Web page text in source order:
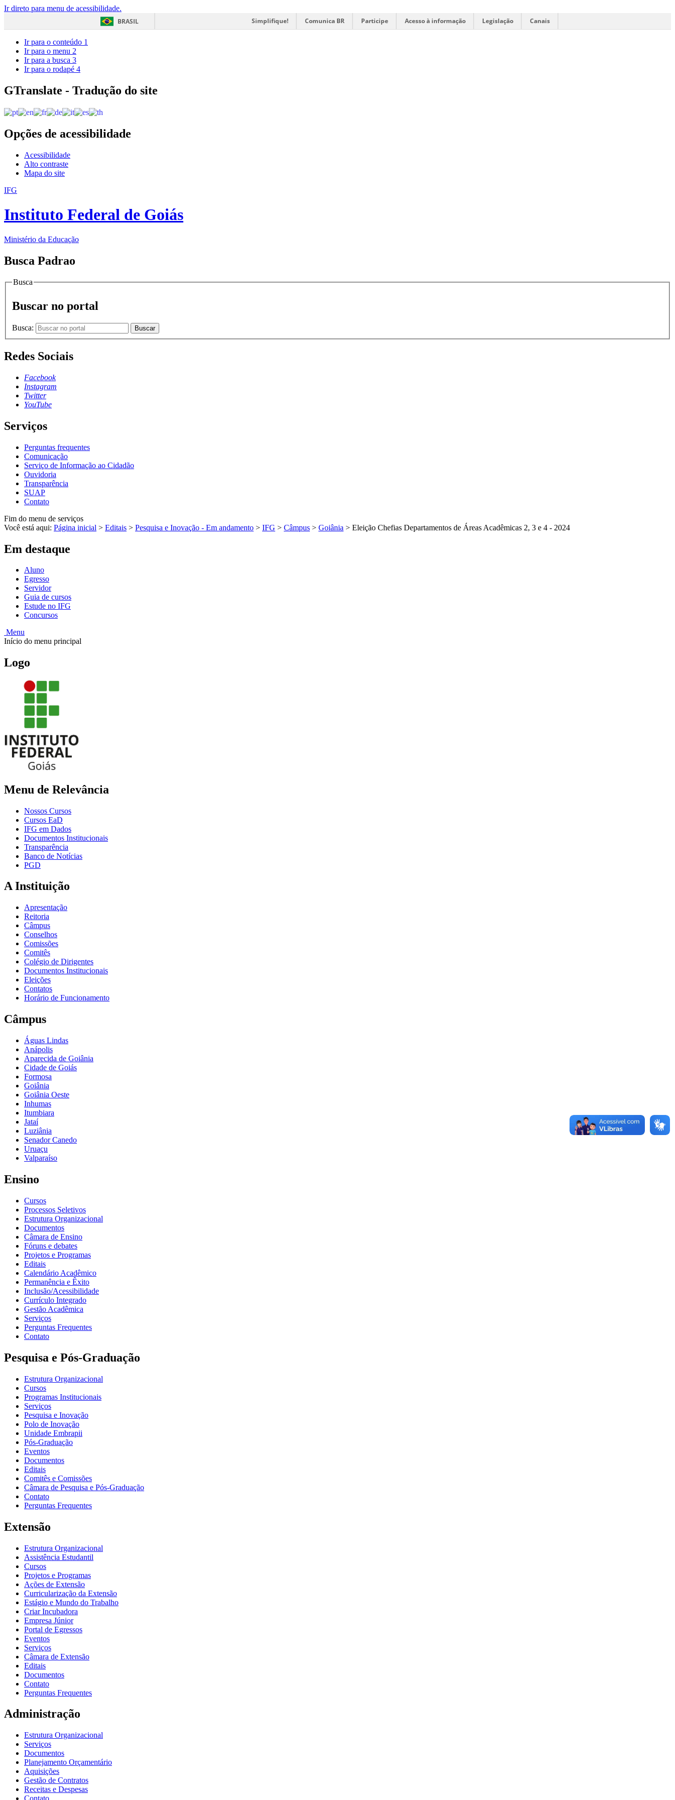
Ir direto para menu de acessibilidade.
BRASIL
Simplifique! Comunica BR Participe Acesso à informação Legislação Canais
Ir para o conteúdo 1
Ir para o menu 2
Ir para a busca 3
Ir para o rodapé 4
GTranslate - Tradução do site
Opções de acessibilidade
Acessibilidade
Alto contraste
Mapa do site
IFG
Instituto Federal de Goiás
Ministério da Educação
Busca Padrao
Busca
Buscar no portal
Busca: Buscar
Redes Sociais
Facebook
Instagram
Twitter
YouTube
Serviços
Perguntas frequentes
Comunicação
Serviço de Informação ao Cidadão
Ouvidoria
Transparência
SUAP
Contato
Fim do menu de serviços
Você está aqui: Página inicial > Editais > Pesquisa e Inovação - Em andamento > IFG > Câmpus > Goiânia > Eleição Chefias Departamentos de Áreas Acadêmicas 2, 3 e 4 - 2024
Em destaque
Aluno
Egresso
Servidor
Guia de cursos
Estude no IFG
Concursos
Menu
Início do menu principal
Logo
Menu de Relevância
Nossos Cursos
Cursos EaD
IFG em Dados
Documentos Institucionais
Transparência
Banco de Notícias
PGD
A Instituição
Apresentação
Reitoria
Câmpus
Conselhos
Comissões
Comitês
Colégio de Dirigentes
Documentos Institucionais
Eleições
Contatos
Horário de Funcionamento
Câmpus
Águas Lindas
Anápolis
Aparecida de Goiânia
Cidade de Goiás
Formosa
Goiânia
Goiânia Oeste
Inhumas
Itumbiara
Jataí
Luziânia
Senador Canedo
Uruaçu
Valparaíso
Ensino
Cursos
Processos Seletivos
Estrutura Organizacional
Documentos
Câmara de Ensino
Fóruns e debates
Projetos e Programas
Editais
Calendário Acadêmico
Permanência e Êxito
Inclusão/Acessibilidade
Currículo Integrado
Gestão Acadêmica
Serviços
Perguntas Frequentes
Contato
Pesquisa e Pós-Graduação
Estrutura Organizacional
Cursos
Programas Institucionais
Serviços
Pesquisa e Inovação
Polo de Inovação
Unidade Embrapii
Pós-Graduação
Eventos
Documentos
Editais
Comitês e Comissões
Câmara de Pesquisa e Pós-Graduação
Contato
Perguntas Frequentes
Extensão
Estrutura Organizacional
Assistência Estudantil
Cursos
Projetos e Programas
Ações de Extensão
Curricularização da Extensão
Estágio e Mundo do Trabalho
Criar Incubadora
Empresa Júnior
Portal de Egressos
Eventos
Serviços
Câmara de Extensão
Editais
Documentos
Contato
Perguntas Frequentes
Administração
Estrutura Organizacional
Serviços
Documentos
Planejamento Orçamentário
Aquisições
Gestão de Contratos
Receitas e Despesas